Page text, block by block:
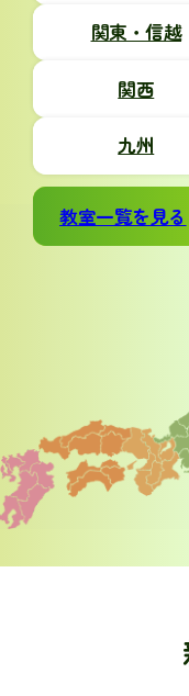
関東・信越
関西
九州
教室一覧を見る